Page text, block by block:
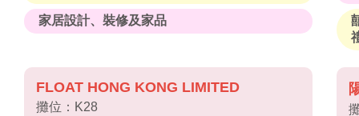
家居設計、裝修及家品
FLOAT HONG KONG LIMITED
攤位：K28